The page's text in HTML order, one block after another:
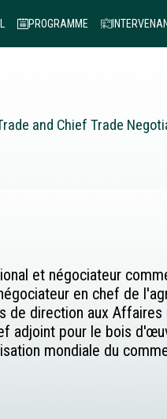
PROGRAMME
and Chief Trade
et négociateur
en chef de
direction aux
pour le bois
mondiale du